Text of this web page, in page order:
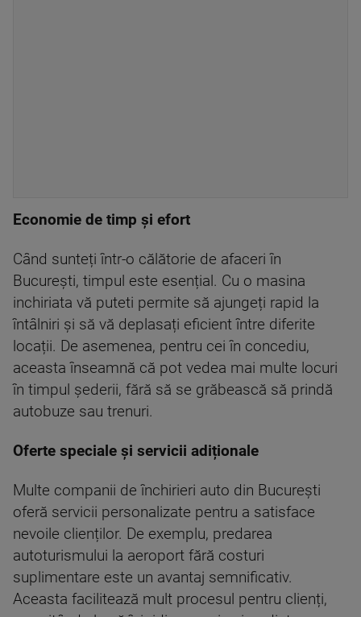
Economie de timp și efort
Când sunteți într-o călătorie de afaceri în
București, timpul este esențial. Cu o masina
inchiriata vă puteti permite să ajungeți rapid la
întâlniri și să vă deplasați eficient între diferite
locații. De asemenea, pentru cei în concediu,
aceasta înseamnă că pot vedea mai multe locuri
în timpul șederii, fără să se grăbească să prindă
autobuze sau trenuri.
Oferte speciale și servicii adiționale
Multe companii de închirieri auto din București
oferă servicii personalizate pentru a satisface
nevoile clienților. De exemplu, predarea
autoturismului la aeroport fără costuri
suplimentare este un avantaj semnificativ.
Aceasta facilitează mult procesul pentru clienți,